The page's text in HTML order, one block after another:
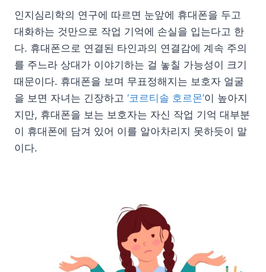
인지심리학의 연구에 따르면 눈앞에 휴대폰을 두고
대화하는 것만으로 작업 기억에 손실을 입는다고 한
다. 휴대폰으로 연결된 타인과의 연결감에 계속 주의
를 주느라 상대가 이야기하는 걸 놓칠 가능성이 크기
때문이다. 휴대폰을 보며 무표정해지는 보호자 얼굴
을 보면 자녀는 긴장하고 ‘코르티솔 호르몬’이 높아지
지만, 휴대폰을 보는 보호자는 자신 작업 기억 대부분
이 휴대폰에 담겨 있어 이를 알아차리지 못하듯이 말
이다.